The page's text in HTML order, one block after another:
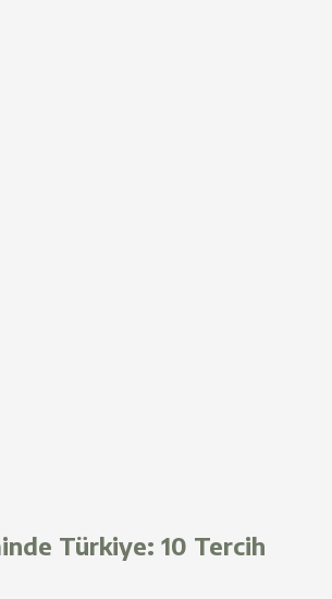
Türkiye: 10 Tercih